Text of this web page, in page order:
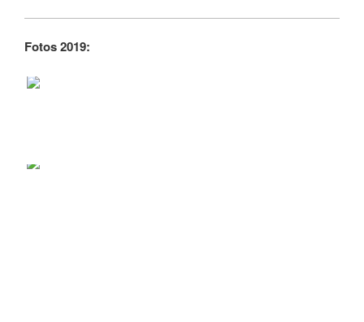
Fotos 2019: